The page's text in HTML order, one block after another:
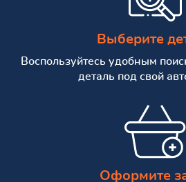
Выберите
Воспользуйтесь удобным
деталь под свой
Оформите